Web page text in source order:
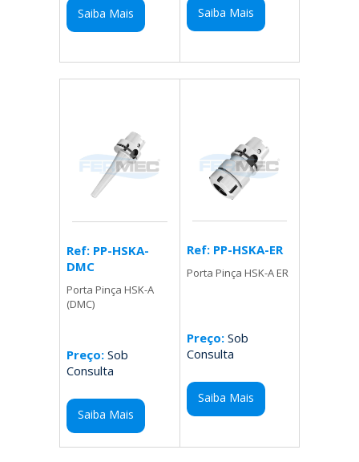
Saiba Mais Saiba Mais
Ref: PP-HSKA-
DMC
Porta Pinça HSK-A
(DMC)
Preço: Sob
Consulta
Saiba Mais
Ref: PP-HSKA-ER
Porta Pinça HSK-A ER
Preço:Sob
Consulta
Saiba Mais